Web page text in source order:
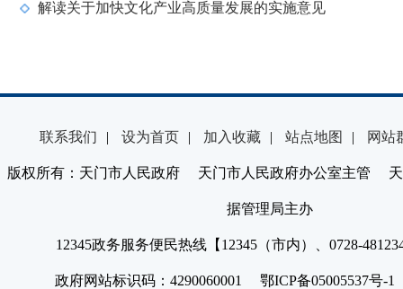
解读关于加快文化产业高质量发展的实施意见
联系我们 | 设为首页 | 加入收藏 | 站点地图 | 网站
版权所有：天门市人民政府 天门市人民政府办公室主管 天
据管理局主办
12345政务服务便民热线【12345（市内）、0728-
政府网站标识码：4290060001 鄂ICP备05005537号